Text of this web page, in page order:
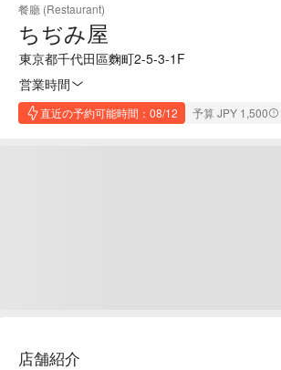
餐廳 (Restaurant)
ちぢみ屋
東京都千代田區麴町2-5-3-1F
営業時間
直近の予約可能時間：08/12 予算 JPY 1,500
店舗紹介